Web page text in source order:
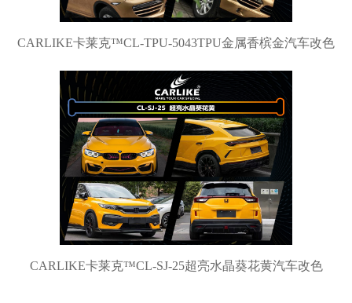
CARLIKE卡莱克™CL-TPU-5043TPU金属香槟金汽车改色
CARLIKE卡莱克™CL-SJ-25超亮水晶葵花黄汽车改色